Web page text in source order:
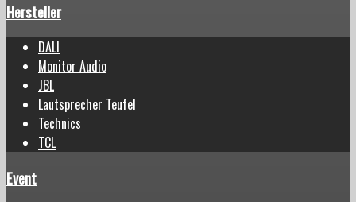
Hersteller
DALI
Monitor Audio
JBL
Lautsprecher Teufel
Technics
TCL
Event